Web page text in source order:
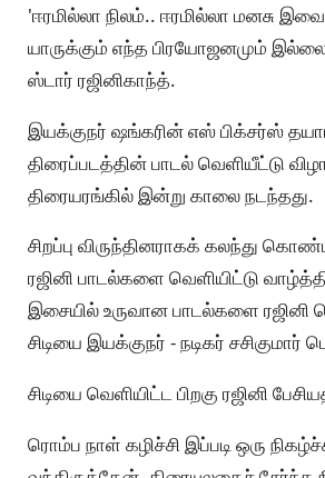
'ஈரமில்லா நிலம்.. ஈரமில்லா மனசு
யாருக்கும் எந்த பிரயோஜனமும்
ஸ்டார் ரஜினிகாந்த்.
இயக்குநர் ஷங்கரின் எஸ் பிக்சர்ஸ்
திரைப்படத்தின் பாடல் வெளியீட்டு
திரையரங்கில் இன்று காலை நடந்தது.
சிறப்பு விருந்தினராகக் கலந்து
ரஜினி பாடல்களை வெளியிட்டு
இசையில் உருவான பாடல்களை ரஜினி
சிடியை இயக்குநர் - நடிகர்
சிடியை வெளியிட்ட பிறகு ரஜினி
ரொம்ப நாள் கழிச்சி இப்படி ஒரு